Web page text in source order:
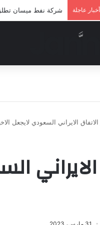
أخبار عاجلة شركة نفط ميسان تطلق
الاتفاق الايراني السعودي لايجعل